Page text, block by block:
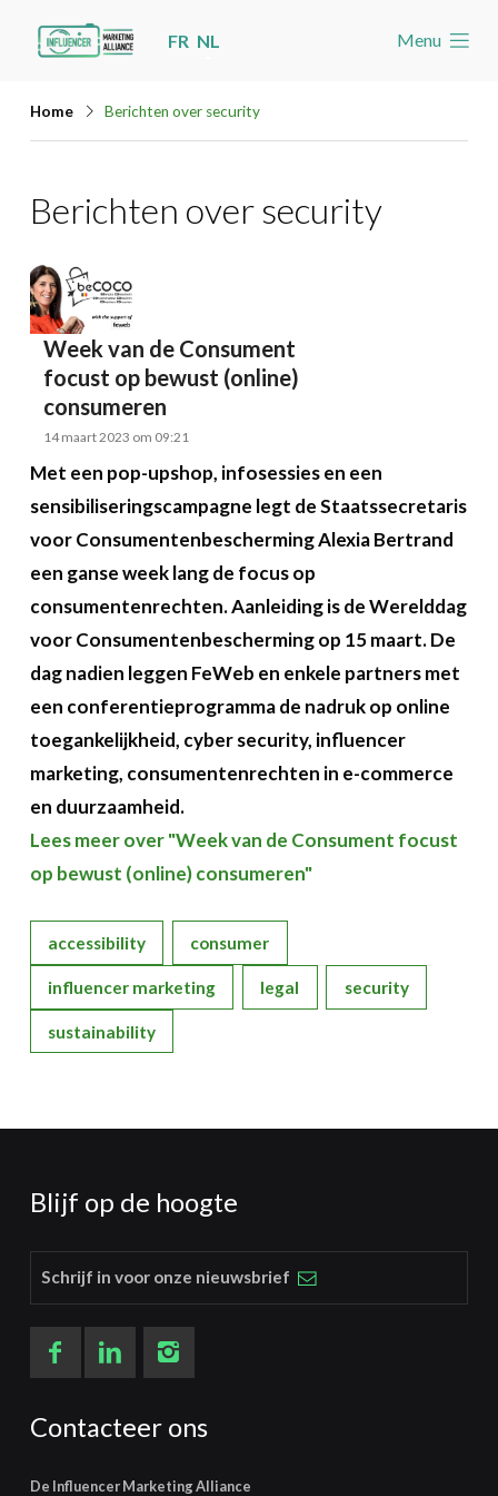
Jump
Jump
main
content
FR NL Menu
Home Berichten over security
Berichten over security
Week van de Consument
focust op bewust (online)
consumeren
14 maart 2023 om 09:21
Met een pop-upshop, infosessies en een
sensibiliseringscampagne legt de Staatssecretaris
voor Consumentenbescherming Alexia Bertrand
een ganse week lang de focus op
consumentenrechten. Aanleiding is de Werelddag
voor Consumentenbescherming op 15 maart. De
dag nadien leggen FeWeb en enkele partners met
een conferentieprogramma de nadruk op online
toegankelijkheid, cyber security, influencer
marketing, consumentenrechten in e-commerce
en duurzaamheid.
Lees meer over "Week van de Consument focust
op bewust (online) consumeren"
accessibility consumer
influencer marketing legal security
sustainability
Blijf op de hoogte
Schrijf in voor onze nieuwsbrief
Contacteer ons
De Influencer Marketing Alliance
Nieuwsberichten per label
Toolbox
Account
Zoeken